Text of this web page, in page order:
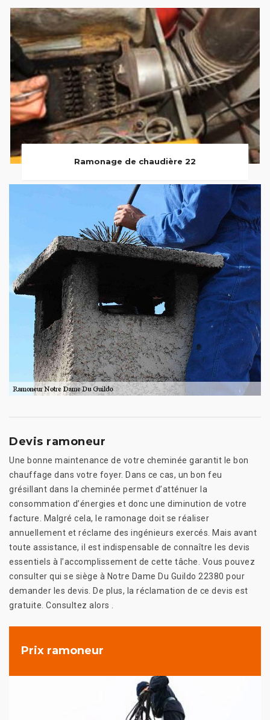
Ramonage de chaudière 22
Devis ramoneur
Une bonne maintenance de votre cheminée garantit le bon
chauffage dans votre foyer. Dans ce cas, un bon feu
grésillant dans la cheminée permet d’atténuer la
consommation d’énergies et donc une diminution de votre
facture. Malgré cela, le ramonage doit se réaliser
annuellement et réclame des ingénieurs exercés. Mais avant
toute assistance, il est indispensable de connaître les devis
essentiels à l’accomplissement de cette tâche. Vous pouvez
consulter qui se siège à Notre Dame Du Guildo 22380 pour
demander les devis. De plus, la réclamation de ce devis est
gratuite. Consultez alors .
Prix ramoneur